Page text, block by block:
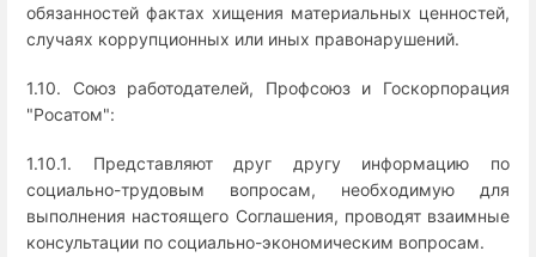
обязанностей фактах хищения материальных ценностей,
случаях коррупционных или иных правонарушений.
1.10. Союз работодателей, Профсоюз и Госкорпорация
"Росатом":
1.10.1. Представляют друг другу информацию по
социально-трудовым вопросам, необходимую для
выполнения настоящего Соглашения, проводят взаимные
консультации по социально-экономическим вопросам.